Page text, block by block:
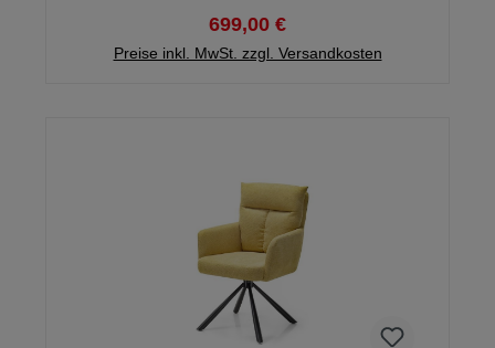
699,00 €
Preise inkl. MwSt. zzgl. Versandkosten